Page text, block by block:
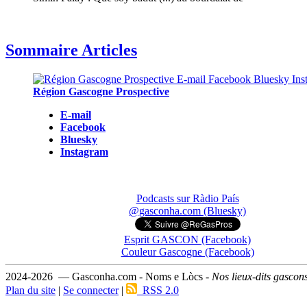
Sommaire Articles
Région Gascogne Prospective
E-mail
Facebook
Bluesky
Instagram
Podcasts sur Ràdio País
@gasconha.com (Bluesky)
Esprit GASCON (Facebook)
Couleur Gascogne (Facebook)
2024-2026 — Gasconha.com - Noms e Lòcs - Nos lieux-dits
Plan du site | Se connecter| RSS 2.0